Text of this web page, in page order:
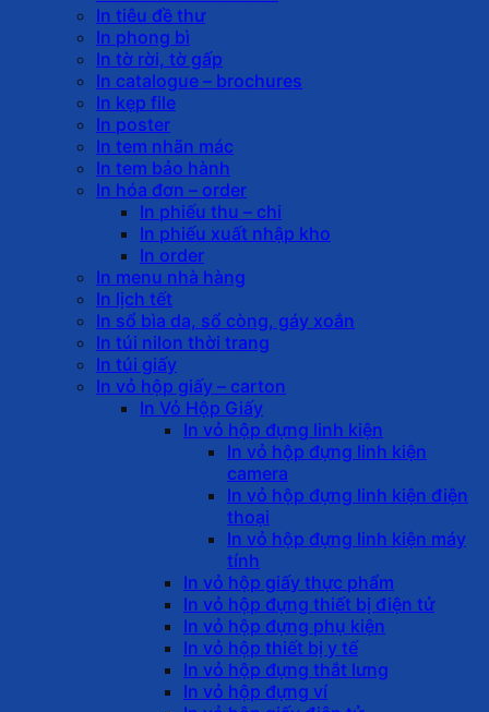
In tiêu đề thư
In phong bì
In tờ rời, tờ gấp
In catalogue – brochures
In kẹp file
In poster
In tem nhãn mác
In tem bảo hành
In hóa đơn – order
In phiếu thu – chi
In phiếu xuất nhập kho
In order
In menu nhà hàng
In lịch tết
In sổ bìa da, sổ còng, gáy xoắn
In túi nilon thời trang
In túi giấy
In vỏ hộp giấy – carton
In Vỏ Hộp Giấy
In vỏ hộp đựng linh kiện
In vỏ hộp đựng linh kiện
camera
In vỏ hộp đựng linh kiện điện
thoại
In vỏ hộp đựng linh kiện máy
tính
In vỏ hộp giấy thực phẩm
In vỏ hộp đựng thiết bị điện tử
In vỏ hộp đựng phụ kiện
In vỏ hộp thiết bị y tế
In vỏ hộp đựng thắt lưng
In vỏ hộp đựng ví